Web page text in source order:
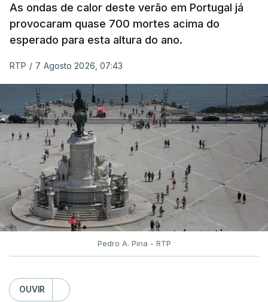
e rigor do processo" devido às falhas na
classificação eletrónica.
Serão também publicadas as notas da 2.ª fase
Quanto aos pedidos de reapreciação de provas
realizadas durante a 1.ª fase, os resultados só
serão disponibilizados às escolas hoje, mas o MECI
assegurou que as pautas serão afixadas durante a
tarde.
A tutela justificou a demora no processo de
reapreciações com o "elevado número de
pedidos", que este ano ultrapassou os 20 mil,
Após a publicação desses resultados, os alunos
terão três dias para submeter a candidatura à 1.ª
As ondas de calor deste verão em Portugal já
provocaram quase 700 mortes acima do
esperado para esta altura do ano.
RTP / 7 Agosto 2026, 07:43
Pedro A. Pina - RTP
OUVIR